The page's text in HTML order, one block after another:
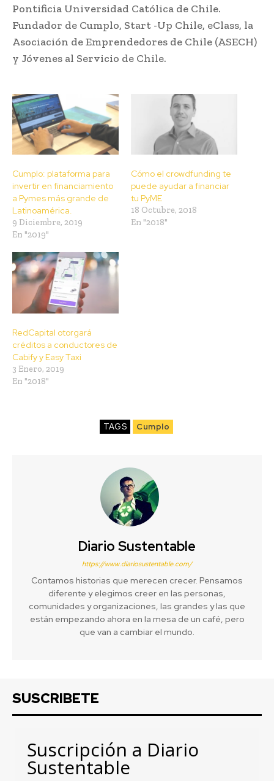
Pontificia Universidad Católica de Chile.
Fundador de Cumplo, Start -Up Chile, eClass, la
Asociación de Emprendedores de Chile (ASECH)
y Jóvenes al Servicio de Chile.
Cumplo: plataforma para
invertir en financiamiento
a Pymes más grande de
Latinoamérica.
9 Diciembre, 2019
En "2019"
Cómo el crowdfunding te
puede ayudar a financiar
tu PyME
18 Octubre, 2018
En "2018"
RedCapital otorgará
créditos a conductores de
Cabify y Easy Taxi
3 Enero, 2019
En "2018"
TAGS Cumplo
Diario Sustentable
https://www.diariosustentable.com/
Contamos historias que merecen crecer. Pensamos
diferente y elegimos creer en las personas,
comunidades y organizaciones, las grandes y las que
están empezando ahora en la mesa de un café, pero
que van a cambiar el mundo.
SUSCRIBETE
Suscripción a Diario
Sustentable